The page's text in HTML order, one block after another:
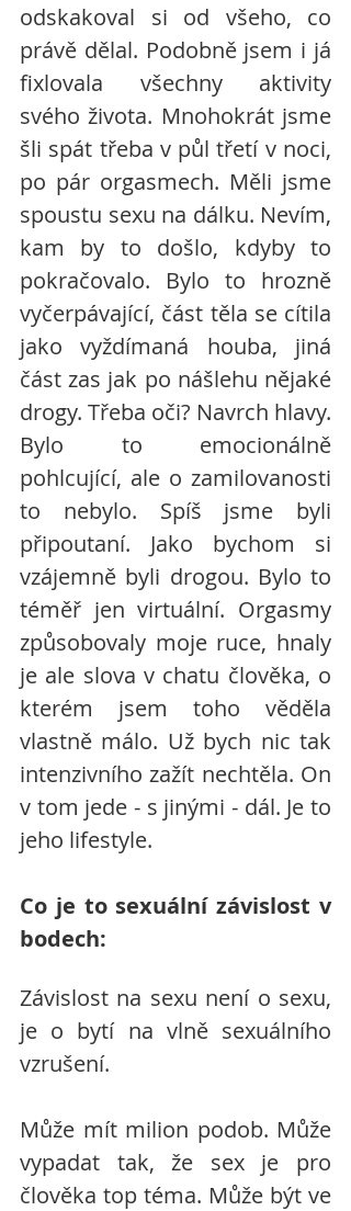
odskakoval si od všeho, co
právě dělal. Podobně jsem i já
fixlovala všechny aktivity
svého života. Mnohokrát jsme
šli spát třeba v půl třetí v noci,
po pár orgasmech. Měli jsme
spoustu sexu na dálku. Nevím,
kam by to došlo, kdyby to
pokračovalo. Bylo to hrozně
vyčerpávající, část těla se cítila
jako vyždímaná houba, jiná
část zas jak po nášlehu nějaké
drogy. Třeba oči? Navrch hlavy.
Bylo to emocionálně
pohlcující, ale o zamilovanosti
to nebylo. Spíš jsme byli
připoutaní. Jako bychom si
vzájemně byli drogou. Bylo to
téměř jen virtuální. Orgasmy
způsobovaly moje ruce, hnaly
je ale slova v chatu člověka, o
kterém jsem toho věděla
vlastně málo. Už bych nic tak
intenzivního zažít nechtěla. On
v tom jede - s jinými - dál. Je to
jeho lifestyle.
Co je to sexuální závislost v
bodech:
Závislost na sexu není o sexu,
je o bytí na vlně sexuálního
vzrušení.
Může mít milion podob. Může
vypadat tak, že sex je pro
člověka top téma. Může být ve